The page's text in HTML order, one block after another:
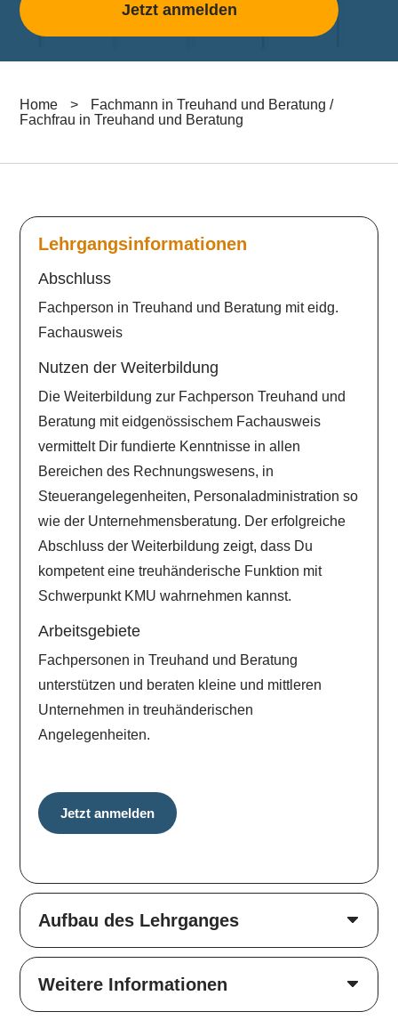
Jetzt anmelden
Home >
Fachmann in Treuhand und Beratung /
Fachfrau in Treuhand und Beratung
Lehrgangsinformationen
Abschluss
Fachperson in Treuhand und Beratung mit eidg.
Fachausweis
Nutzen der Weiterbildung
Die Weiterbildung zur Fachperson Treuhand und
Beratung mit eidgenössischem Fachausweis
vermittelt Dir fundierte Kenntnisse in allen
Bereichen des Rechnungswesens, in
Steuerangelegenheiten, Personaladministration so
wie der Unternehmensberatung. Der erfolgreiche
Abschluss der Weiterbildung zeigt, dass Du
kompetent eine treuhänderische Funktion mit
Schwerpunkt KMU wahrnehmen kannst.
Arbeitsgebiete
Fachpersonen in Treuhand und Beratung
unterstützen und beraten kleine und mittleren
Unternehmen in treuhänderischen
Angelegenheiten.
Jetzt anmelden
Aufbau des Lehrganges
Weitere Informationen